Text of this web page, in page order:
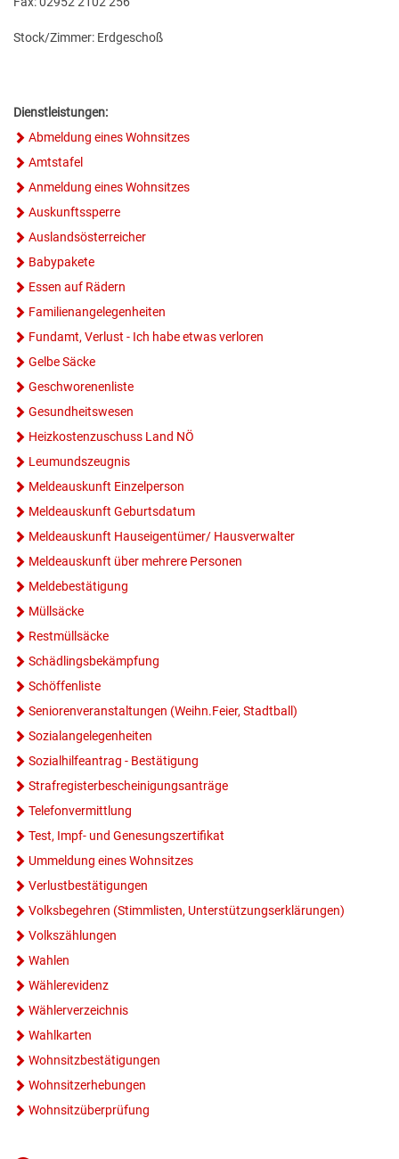
Stock/Zimmer: Erdgeschoß
Dienstleistungen:
Abmeldung eines Wohnsitzes
Amtstafel
Anmeldung eines Wohnsitzes
Auskunftssperre
Auslandsösterreicher
Babypakete
Essen auf Rädern
Familienangelegenheiten
Fundamt, Verlust - Ich habe etwas verloren
Gelbe Säcke
Geschworenenliste
Gesundheitswesen
Heizkostenzuschuss Land NÖ
Leumundszeugnis
Meldeauskunft Einzelperson
Meldeauskunft Geburtsdatum
Meldeauskunft Hauseigentümer/ Hausverwalter
Meldeauskunft über mehrere Personen
Meldebestätigung
Müllsäcke
Restmüllsäcke
Schädlingsbekämpfung
Schöffenliste
Seniorenveranstaltungen (Weihn.Feier, Stadtball)
Sozialangelegenheiten
Sozialhilfeantrag - Bestätigung
Strafregisterbescheinigungsanträge
Telefonvermittlung
Test, Impf- und Genesungszertifikat
Ummeldung eines Wohnsitzes
Verlustbestätigungen
Volksbegehren (Stimmlisten, Unterstützungserklärungen)
Volkszählungen
Wahlen
Wählerevidenz
Wählerverzeichnis
Wahlkarten
Wohnsitzbestätigungen
Wohnsitzerhebungen
Wohnsitzüberprüfung